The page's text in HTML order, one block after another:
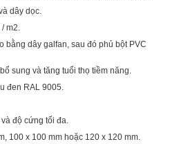
dây dọc.
m2.
bằng dây galfan, sau đó phủ bột PVC
sung và tăng tuổi thọ tiềm năng.
đen RAL 9005.
độ cứng tối đa.
100 x 100 mm hoặc 120 x 120 mm.